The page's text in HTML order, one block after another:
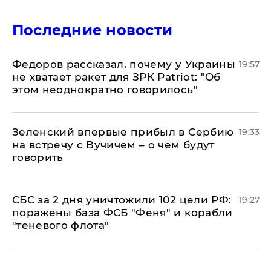
Последние новости
Федоров рассказал, почему у Украины
не хватает ракет для ЗРК Patriot: "Об
этом неоднократно говорилось"
19:57
Зеленский впервые прибыл в Сербию
на встречу с Вучичем – о чем будут
говорить
19:33
СБС за 2 дня уничтожили 102 цели РФ:
поражены база ФСБ "Феня" и корабли
"теневого флота"
19:27